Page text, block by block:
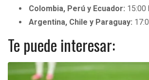
Colombia, Perú y Ecuador: 15:00
Argentina, Chile y Paraguay:
Te puede interesar: